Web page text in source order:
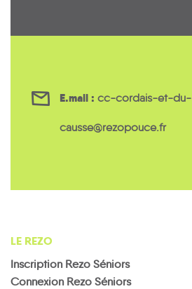
E.mail : cc-cordais-et-du-
causse@rezopouce.fr
LE REZO
Inscription Rezo Séniors
Connexion Rezo Séniors